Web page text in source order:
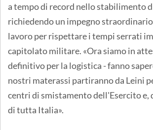
a tempo di record nello stabilimento
richiedendo un impegno
lavoro per rispettare i tempi serrati
capitolato militare. «Ora siamo in
definitivo per la logistica - fanno
nostri materassi partiranno da Leini
centri di smistamento dell'Esercito e,
di tutta Italia».